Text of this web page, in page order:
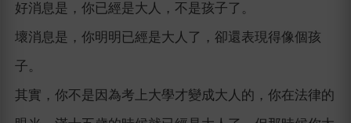
好消息是，你已經是大人，不是孩子了。
壞消息是，你明明已經是大人了，卻還表現得像個孩
子。
其實，你不是因為考上大學才變成大人的，你在法律的